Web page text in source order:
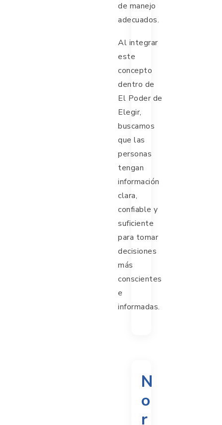
de manejo
adecuados.
Al integrar
este
concepto
dentro de
El Poder de
Elegir,
buscamos
que las
personas
tengan
información
clara,
confiable y
suficiente
para tomar
decisiones
más
conscientes
e
informadas.
N
o
r